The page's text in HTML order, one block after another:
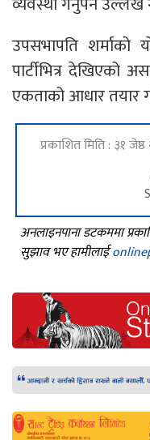
उपसभापति शर्माको
पार्टीभित्र देखिएको
एकताको आधार तयार
प्रकाशित मिति : ३१
अनलाइनपाना डटकममा
सुझाव भए हामीलाई